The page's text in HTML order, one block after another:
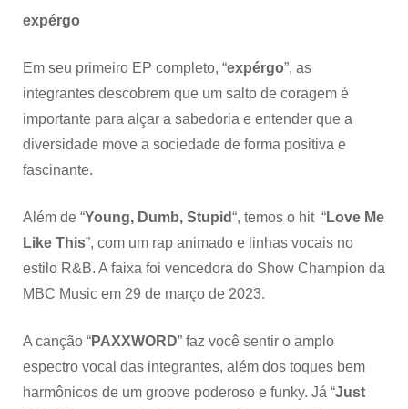
expérgo
Em seu primeiro EP completo, “expérgo”, as
integrantes descobrem que um salto de coragem é
importante para alçar a sabedoria e entender que a
diversidade move a sociedade de forma positiva e
fascinante.
Além de “Young, Dumb, Stupid“, temos o hit “Love Me
Like This”, com um rap animado e linhas vocais no
estilo R&B. A faixa foi vencedora do Show Champion da
MBC Music em 29 de março de 2023.
A canção “PAXXWORD” faz você sentir o amplo
espectro vocal das integrantes, além dos toques bem
harmônicos de um groove poderoso e funky. Já “Just